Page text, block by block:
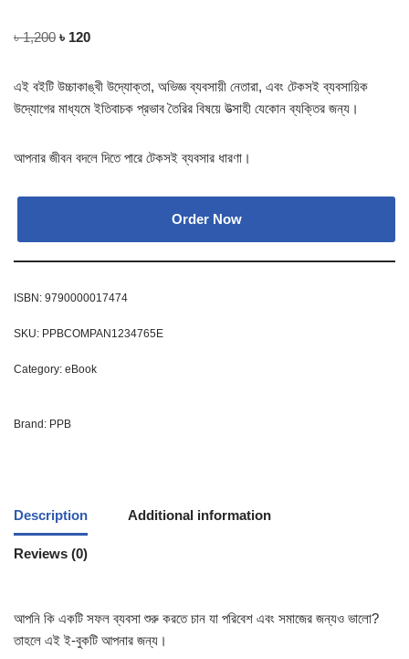
৳1,200 ৳ 120
এই ব‌ইটি উচ্চাকাঙ্খী উদ্যোক্তা, অভিজ্ঞ ব্যবসায়ী নেতারা, এবং টেকসই ব্যবসায়িক
উদ্যোগের মাধ্যমে ইতিবাচক প্রভাব তৈরির বিষয়ে উত্সাহী যেকোন ব্যক্তির জন্য।
আপনার জীবন বদলে দিতে পারে টেকসই ব্যবসার ধারণা।
Order Now
ISBN: 9790000017474
SKU: PPBCOMPAN1234765E
Category: eBook
Brand: PPB
Description Additional information
Reviews (0)
আপনি কি একটি সফল ব্যবসা শুরু করতে চান যা পরিবেশ এবং সমাজের জন্যও ভালো?
তাহলে এই ই-বুকটি আপনার জন্য।